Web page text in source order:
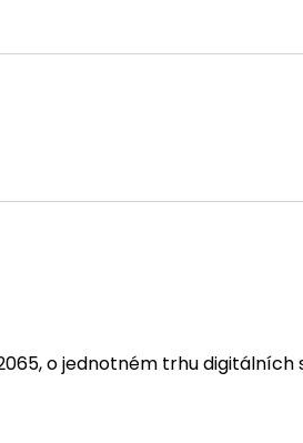
o jednotném trhu digitálních